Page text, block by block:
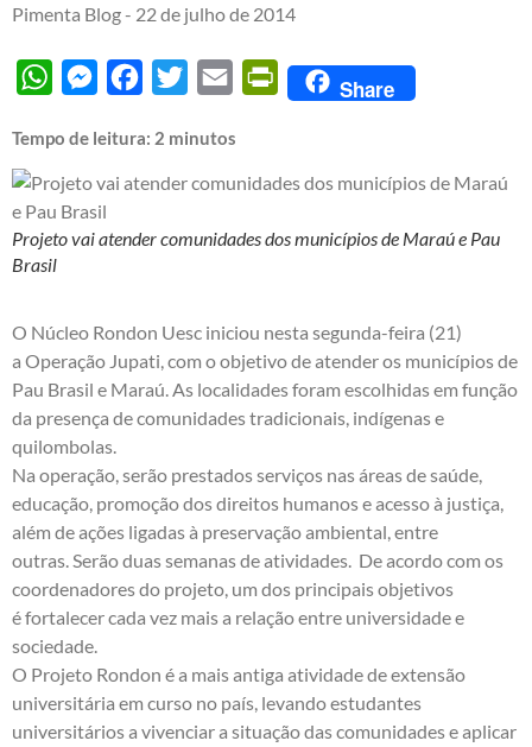
Pimenta Blog - 22 de julho de 2014
WhatsAppMessengerFacebook
Twitter Email PrintFriendly
Share
Tempo de leitura: 2 minutos
Projeto vai atender comunidades dos municípios de Maraú e Pau
Brasil
O Núcleo Rondon Uesc iniciou nesta segunda-feira (21)
a Operação Jupati, com o objetivo de atender os municípios de
Pau Brasil e Maraú. As localidades foram escolhidas em função
da presença de comunidades tradicionais, indígenas e
quilombolas.
Na operação, serão prestados serviços nas áreas de saúde,
educação, promoção dos direitos humanos e acesso à justiça,
além de ações ligadas à preservação ambiental, entre
outras. Serão duas semanas de atividades. De acordo com os
coordenadores do projeto, um dos principais objetivos
é fortalecer cada vez mais a relação entre universidade e
sociedade.
O Projeto Rondon é a mais antiga atividade de extensão
universitária em curso no país, levando estudantes
universitários a vivenciar a situação das comunidades e aplicar